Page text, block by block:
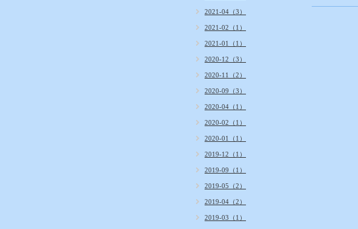
2021-04（3）
2021-02（1）
2021-01（1）
2020-12（3）
2020-11（2）
2020-09（3）
2020-04（1）
2020-02（1）
2020-01（1）
2019-12（1）
2019-09（1）
2019-05（2）
2019-04（2）
2019-03（1）